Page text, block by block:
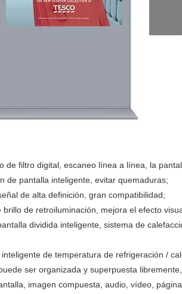
de filtro digital, escaneo línea a línea, la
de pantalla inteligente, evitar quemaduras;
de alta definición, gran compatibilidad;
brillo de retroiluminación, mejora el efecto
dividida inteligente, sistema de
de temperatura de refrigeración /
ser organizada y superpuesta
imagen compuesta, audio, vídeo,